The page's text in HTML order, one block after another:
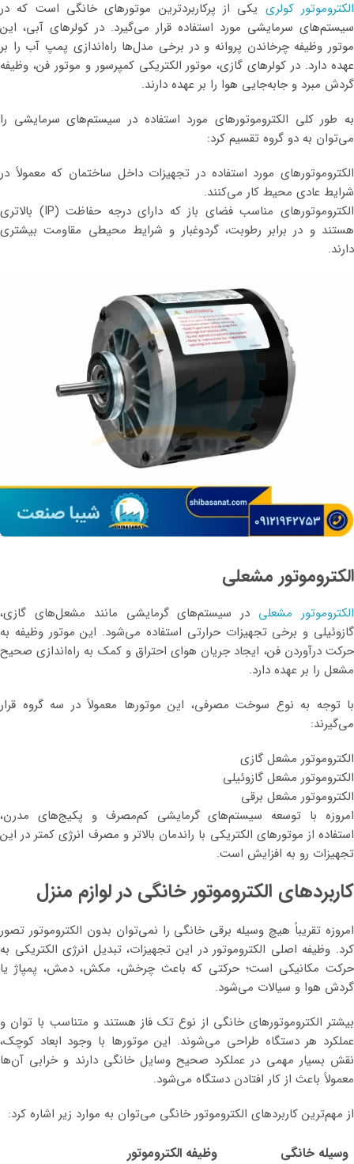
الکتروموتور کولری یکی از پرکاربردترین موتورهای خانگی است که در
سیستم‌های سرمایشی مورد استفاده قرار می‌گیرد. در کولرهای آبی، این
موتور وظیفه چرخاندن پروانه و در برخی مدل‌ها راه‌اندازی پمپ آب را بر
عهده دارد. در کولرهای گازی، موتور الکتریکی کمپرسور و موتور فن، وظیفه
گردش مبرد و جابه‌جایی هوا را بر عهده دارند.
به طور کلی الکتروموتورهای مورد استفاده در سیستم‌های سرمایشی را
می‌توان به دو گروه تقسیم کرد:
الکتروموتورهای مورد استفاده در تجهیزات داخل ساختمان که معمولاً در
شرایط عادی محیط کار می‌کنند.
الکتروموتورهای مناسب فضای باز که دارای درجه حفاظت (IP) بالاتری
هستند و در برابر رطوبت، گردوغبار و شرایط محیطی مقاومت بیشتری
دارند.
الکتروموتور مشعلی
الکتروموتور مشعلی در سیستم‌های گرمایشی مانند مشعل‌های گازی،
گازوئیلی و برخی تجهیزات حرارتی استفاده می‌شود. این موتور وظیفه به
حرکت درآوردن فن، ایجاد جریان هوای احتراق و کمک به راه‌اندازی صحیح
مشعل را بر عهده دارد.
با توجه به نوع سوخت مصرفی، این موتورها معمولاً در سه گروه قرار
می‌گیرند:
الکتروموتور مشعل گازی
الکتروموتور مشعل گازوئیلی
الکتروموتور مشعل برقی
امروزه با توسعه سیستم‌های گرمایشی کم‌مصرف و پکیج‌های مدرن،
استفاده از موتورهای الکتریکی با راندمان بالاتر و مصرف انرژی کمتر در این
تجهیزات رو به افزایش است.
کاربردهای الکتروموتور خانگی در لوازم منزل
امروزه تقریباً هیچ وسیله برقی خانگی را نمی‌توان بدون الکتروموتور تصور
کرد. وظیفه اصلی الکتروموتور در این تجهیزات، تبدیل انرژی الکتریکی به
حرکت مکانیکی است؛ حرکتی که باعث چرخش، مکش، دمش، پمپاژ یا
گردش هوا و سیالات می‌شود.
بیشتر الکتروموتورهای خانگی از نوع تک فاز هستند و متناسب با توان و
عملکرد هر دستگاه طراحی می‌شوند. این موتورها با وجود ابعاد کوچک،
نقش بسیار مهمی در عملکرد صحیح وسایل خانگی دارند و خرابی آن‌ها
معمولاً باعث از کار افتادن دستگاه می‌شود.
از مهم‌ترین کاربردهای الکتروموتور خانگی می‌توان به موارد زیر اشاره کرد:
وسیله خانگی وظیفه الکتروموتور